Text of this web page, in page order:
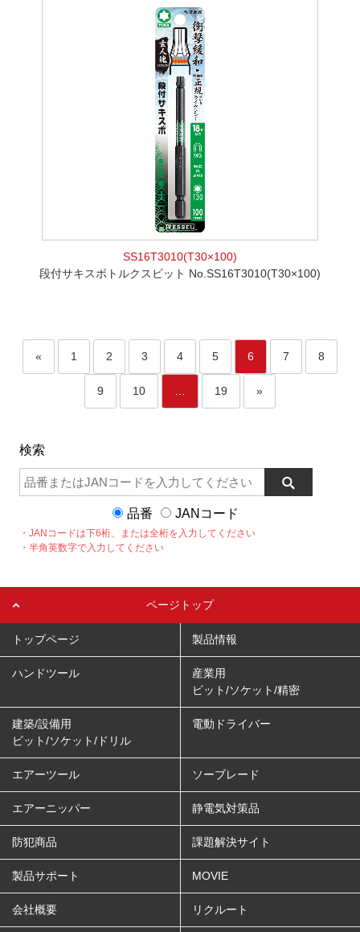
SS16T3010(T30×100)
段付サキスボトルクスビット No.SS16T3010(T30×100)
« 1 2 3 4 5 6 7 8
9 10 19 »
検索
品番 JANコード
・JANコードは下6桁、または全桁を入力してください
・半角英数字で入力してください
ページトップ
トップページ 製品情報
ハンドツール
産業用
ビット/ソケット/精密
建築/設備用
ビット/ソケット/ドリル
電動ドライバー
エアーツール ソーブレード
エアーニッパー 静電気対策品
防犯商品 課題解決サイト
製品サポート MOVIE
会社概要 リクルート